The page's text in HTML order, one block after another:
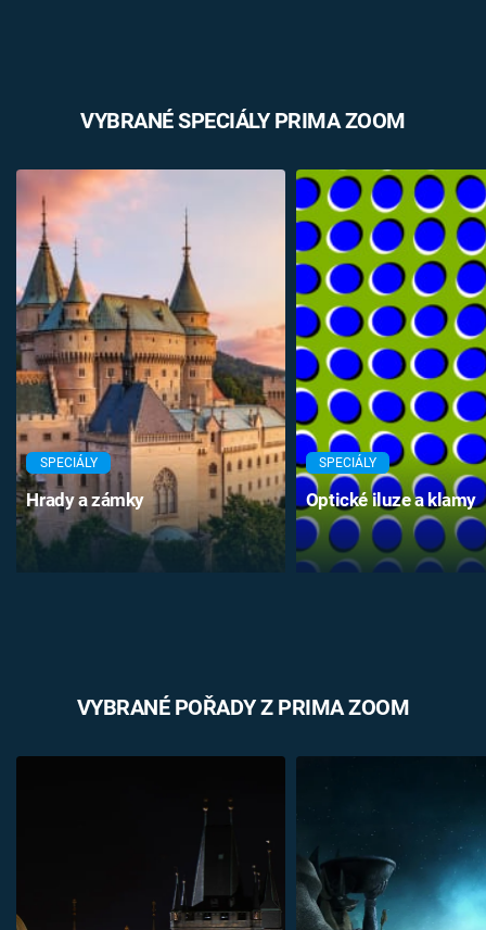
VYBRANÉ SPECIÁLY PRIMA ZOOM
SPECIÁLY
Hrady a zámky
SPECIÁLY
Optické iluze a klamy
VYBRANÉ POŘADY Z PRIMA ZOOM